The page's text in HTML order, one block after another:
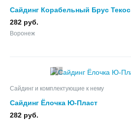
Сайдинг Корабельный Брус Текос
282 руб.
Воронеж
7
Сайдинг и комплектующие к нему
Сайдинг Ёлочка Ю-Пласт
282 руб.